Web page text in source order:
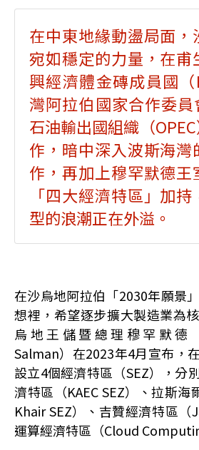
在中東地緣動盪局面，
宛如穩定的力量，在甫
興經濟體金磚成員國
灣阿拉伯國家合作委員
石油輸出國組織（
作，暗中深入波斯海灣
作，再加上穆罕默德王
「四大經濟特區」加
型的浪潮正在外溢。
在沙烏地阿拉伯「2030年願景
想裡，希望逐步擴大製造業為
烏地王儲暨總理穆罕默德
Salman）在2023年4月宣布，
設立4個經濟特區（SEZ），分
濟特區（KAEC SEZ）、拉斯海
Khair SEZ）、吉贊經濟特區（
運算經濟特區（Cloud